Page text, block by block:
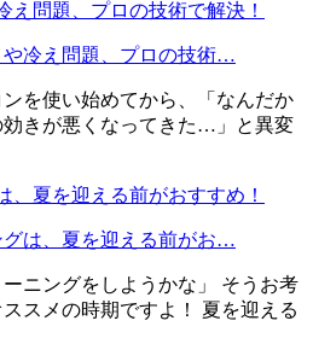
や冷え問題、プロの技術…
を使い始めてから、「なんだか
効きが悪くなってきた…」と異変
グは、夏を迎える前がお…
ーニングをしようかな」 そうお考
スメの時期ですよ！ 夏を迎える